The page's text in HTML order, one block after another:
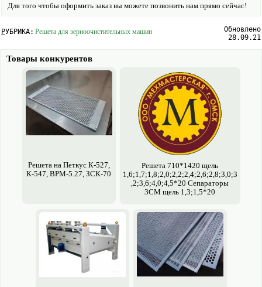
Для того чтобы оформить заказ вы можете позвонить нам прямо сейчас!
РУБРИКА: Решета для зерно­очистительных машин
Обновлено
28.09.21
Товары конкурентов
Решета на Петкус К-527,
К-547, ВРМ-5.27, ЗСК-70
Решета 710*1420 щель
1,6;1,7;1,8;2,0;2,2;2,4;2,6;2,8;3,0;3
,2;3,6;4,0;4,5*20 Сепараторы
ЗСМ щель 1,3;1,5*20